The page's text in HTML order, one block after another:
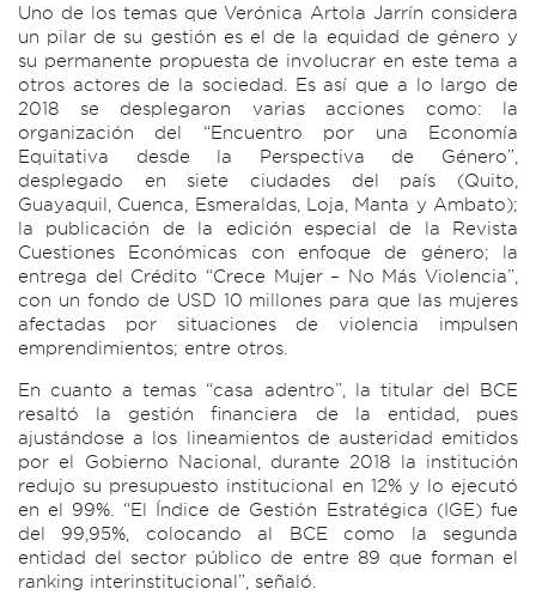
Uno de los temas que Verónica Artola Jarrín considera
un pilar de su gestión es el de la equidad de género y
su permanente propuesta de involucrar en este tema a
otros actores de la sociedad. Es así que a lo largo de
2018 se desplegaron varias acciones como: la
organización del “Encuentro por una Economía
Equitativa desde la Perspectiva de Género”,
desplegado en siete ciudades del país (Quito,
Guayaquil, Cuenca, Esmeraldas, Loja, Manta y Ambato);
la publicación de la edición especial de la Revista
Cuestiones Económicas con enfoque de género; la
entrega del Crédito “Crece Mujer – No Más Violencia”,
con un fondo de USD 10 millones para que las mujeres
afectadas por situaciones de violencia impulsen
emprendimientos; entre otros.
En cuanto a temas “casa adentro”, la titular del BCE
resaltó la gestión financiera de la entidad, pues
ajustándose a los lineamientos de austeridad emitidos
por el Gobierno Nacional, durante 2018 la institución
redujo su presupuesto institucional en 12% y lo ejecutó
en el 99%. “El Índice de Gestión Estratégica (IGE) fue
del 99,95%, colocando al BCE como la segunda
entidad del sector público de entre 89 que forman el
ranking interinstitucional”, señaló.